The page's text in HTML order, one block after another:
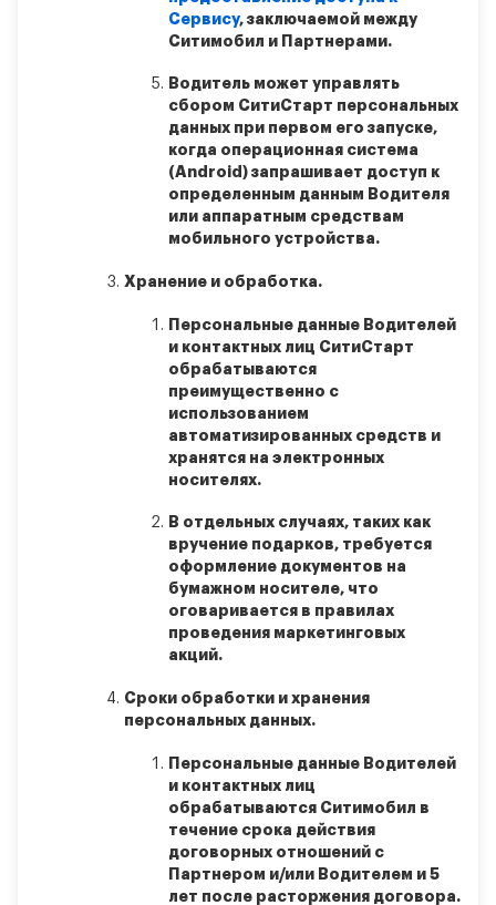
Сервису, заключаемой между
Ситимобил и Партнерами.
Водитель может управлять
сбором СитиСтарт персональных
данных при первом его запуске,
когда операционная система
(Android) запрашивает доступ к
определенным данным Водителя
или аппаратным средствам
мобильного устройства.
Хранение и обработка.
Персональные данные Водителей
и контактных лиц СитиСтарт
обрабатываются
преимущественно с
использованием
автоматизированных средств и
хранятся на электронных
носителях.
В отдельных случаях, таких как
вручение подарков, требуется
оформление документов на
бумажном носителе, что
оговаривается в правилах
проведения маркетинговых
акций.
Сроки обработки и хранения
персональных данных.
Персональные данные Водителей
и контактных лиц
обрабатываются Ситимобил в
течение срока действия
договорных отношений с
Партнером и/или Водителем и 5
лет после расторжения договора.